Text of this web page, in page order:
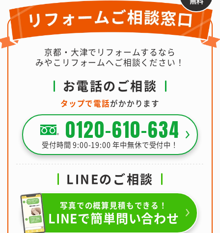
京都・大津でリフォームするなら
みやこリフォームへご相談ください！
お電話のご相談
タップで電話がかかります
0120-610-634
受付時間 9:00-19:00 年中無休で受付中！
LINEのご相談
写真での概算見積もできる！
LINEで簡単問い合わせ